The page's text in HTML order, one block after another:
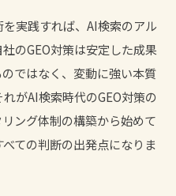
実践すれば、AI検索のアル
のGEO対策は安定した成果
ではなく、変動に強い本質
がAI検索時代のGEO対策の
ング体制の構築から始めて
ての判断の出発点になりま